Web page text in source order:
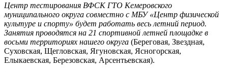
Центр тестирования ВФСК ГТО Кемеровского
муниципального округа совместно с МБУ «Центр физической
культуре и спорту» будет работать весь летний период.
Занятия проводятся на 21 спортивной летней площадке в
восьми территориях нашего округа (Береговая, Звездная,
Суховская, Щегловская, Ягуновская, Ясногорская,
Елыкаевская, Березовская, Арсентьевская).